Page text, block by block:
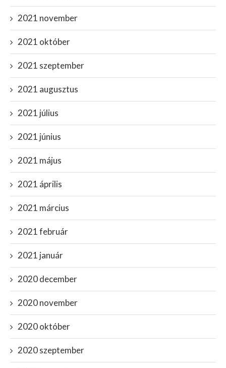
2021 november
2021 október
2021 szeptember
2021 augusztus
2021 július
2021 június
2021 május
2021 április
2021 március
2021 február
2021 január
2020 december
2020 november
2020 október
2020 szeptember